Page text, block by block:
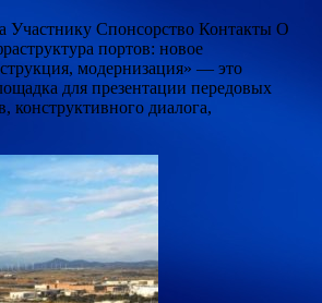
Спонсорство Контакты О
портов: новое
модернизация» — это
для презентации передовых
конструктивного диалога,